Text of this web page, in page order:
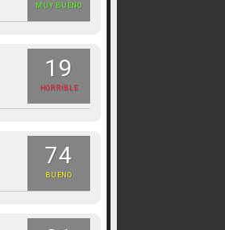
MUY BUENO
19
HORRIBLE
74
BUENO